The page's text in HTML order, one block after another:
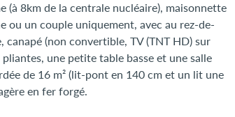
(à 8km de la centrale nucléaire), maisonnette
ou un couple uniquement, avec au rez-de-
canapé (non convertible, TV (TNT HD) sur
une petite table basse et une salle
de 16 m² (lit-pont en 140 cm et un lit une
en fer forgé.